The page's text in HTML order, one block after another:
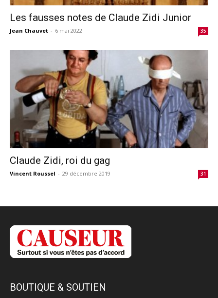
Les fausses notes de Claude Zidi Junior
Jean Chauvet - 6 mai 2022 35
Claude Zidi, roi du gag
Vincent Roussel - 29 décembre 2019 31
BOUTIQUE & SOUTIEN